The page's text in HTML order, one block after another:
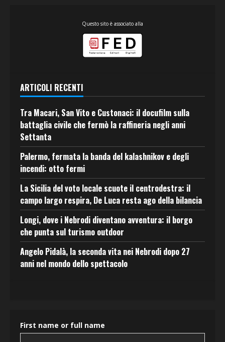
Questo sito è associato alla
ARTICOLI RECENTI
Tra Macari, San Vito e Custonaci: il docufilm sulla
battaglia civile che fermò la raffineria negli anni
Settanta
Palermo, fermata la banda del kalashnikov e degli
incendi: otto fermi
La Sicilia del voto locale scuote il centrodestra: il
campo largo respira, De Luca resta ago della bilancia
Longi, dove i Nebrodi diventano avventura: il borgo
che punta sul turismo outdoor
Angelo Pidalà, la seconda vita nei Nebrodi dopo 27
anni nel mondo dello spettacolo
First name or full name